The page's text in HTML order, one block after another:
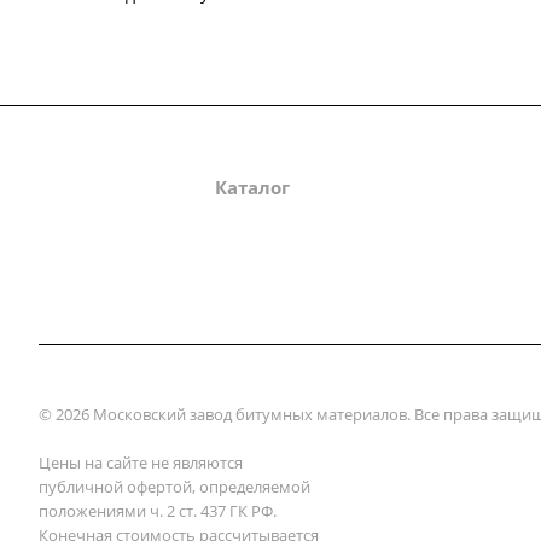
Каталог
© 2026 Московский завод битумных материалов. Все права
Цены на сайте не являются
публичной офертой, определяемой
положениями ч. 2 ст. 437 ГК РФ.
Конечная стоимость рассчитывается